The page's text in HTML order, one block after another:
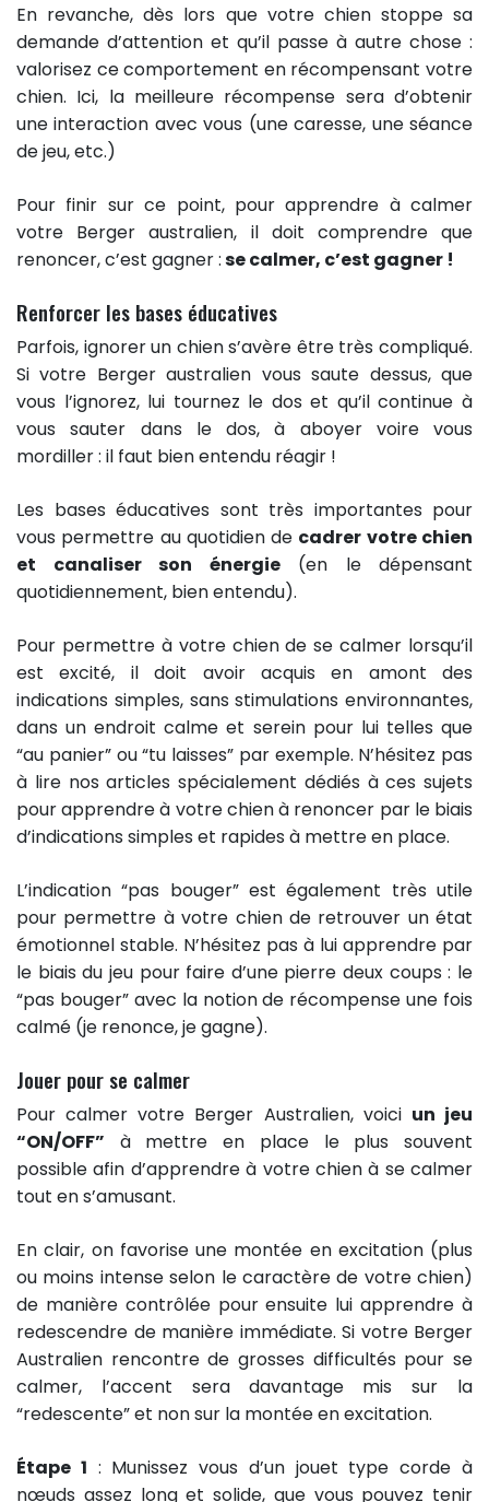
En revanche, dès lors que votre chien stoppe sa
demande d’attention et qu’il passe à autre chose :
valorisez ce comportement en récompensant votre
chien. Ici, la meilleure récompense sera d’obtenir
une interaction avec vous (une caresse, une séance
de jeu, etc.)
Pour finir sur ce point, pour apprendre à calmer
votre Berger australien, il doit comprendre que
renoncer, c’est gagner :se calmer, c’est gagner !
Renforcer les bases éducatives
Parfois, ignorer un chien s’avère être très compliqué.
Si votre Berger australien vous saute dessus, que
vous l’ignorez, lui tournez le dos et qu’il continue à
vous sauter dans le dos, à aboyer voire vous
mordiller : il faut bien entendu réagir !
Les bases éducatives sont très importantes pour
vous permettre au quotidien de cadrer votre chien
et canaliser son énergie(en le dépensant
quotidiennement, bien entendu).
Pour permettre à votre chien de se calmer lorsqu’il
est excité, il doit avoir acquis en amont des
indications simples, sans stimulations environnantes,
dans un endroit calme et serein pour lui telles que
“au panier” ou “tu laisses” par exemple. N’hésitez pas
à lire nos articles spécialement dédiés à ces sujets
pour apprendre à votre chien à renoncer par le biais
d’indications simples et rapides à mettre en place.
L’indication “pas bouger” est également très utile
pour permettre à votre chien de retrouver un état
émotionnel stable. N’hésitez pas à lui apprendre par
le biais du jeu pour faire d’une pierre deux coups : le
“pas bouger” avec la notion de récompense une fois
calmé (je renonce, je gagne).
Jouer pour se calmer
Pour calmer votre Berger Australien, voici un jeu
“ON/OFF” à mettre en place le plus souvent
possible afin d’apprendre à votre chien à se calmer
tout en s’amusant.
En clair, on favorise une montée en excitation (plus
ou moins intense selon le caractère de votre chien)
de manière contrôlée pour ensuite lui apprendre à
redescendre de manière immédiate. Si votre Berger
Australien rencontre de grosses difficultés pour se
calmer, l’accent sera davantage mis sur la
“redescente” et non sur la montée en excitation.
Étape 1 : Munissez vous d’un jouet type corde à
nœuds assez long et solide, que vous pouvez tenir